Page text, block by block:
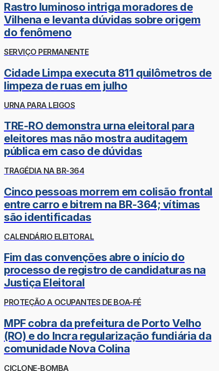
Rastro luminoso intriga moradores de
Vilhena e levanta dúvidas sobre origem
do fenômeno
SERVIÇO PERMANENTE
Cidade Limpa executa 811 quilômetros de
limpeza de ruas em julho
URNA PARA LEIGOS
TRE-RO demonstra urna eleitoral para
eleitores mas não mostra auditagem
pública em caso de dúvidas
TRAGÉDIA NA BR-364
Cinco pessoas morrem em colisão frontal
entre carro e bitrem na BR-364; vítimas
são identificadas
CALENDÁRIO ELEITORAL
Fim das convenções abre o início do
processo de registro de candidaturas na
Justiça Eleitoral
PROTEÇÃO A OCUPANTES DE BOA-FÉ
MPF cobra da prefeitura de Porto Velho
(RO) e do Incra regularização fundiária da
comunidade Nova Colina
CICLONE-BOMBA